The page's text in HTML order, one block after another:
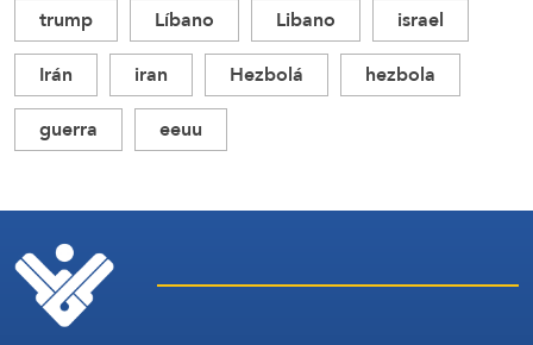
trump Líbano Libano
israel
Irán
iran Hezbolá
hezbola
guerra
eeuu